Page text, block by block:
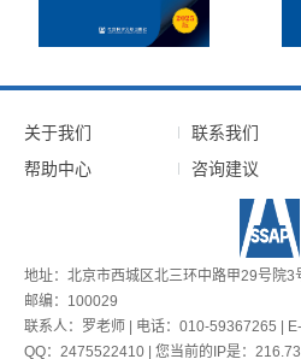
关于我们 联系我们
帮助中心
咨询建议
地址：北京市西城区北三环中路甲29号院3
邮编：100029
联系人：罗老师 | 电话：010-59367265 |
QQ：2475522410 | 您当前的IP是：